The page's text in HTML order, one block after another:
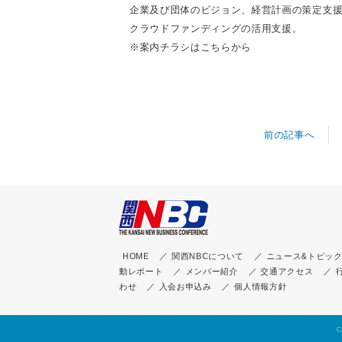
企業及び団体のビジョン、経営計画の策定支援
クラウドファンディングの活用支援。
※案内チラシは こちら から
前の記事へ
HOME 関西NBCについて ニュース&トピッ
動レポート
メンバー紹介 交通アクセス
わせ
入会お申込み 個人情報方針